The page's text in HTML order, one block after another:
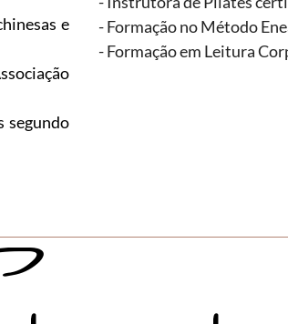
e
segundo
- Formação no Método
-Formação em Leitura